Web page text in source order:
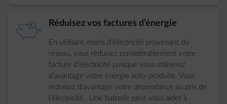
element-piggybank Réduisez vos factures d’énergie
En utilisant moins d’électricité provenant du
réseau, vous réduisez considérablement votre
facture d’électricité puisque vous utiliserez
d’avantage votre énergie auto-produite. Vous
réduisez d’avantage votre dépendance au prix de
l’électricité. Une batterie peut vous aider à